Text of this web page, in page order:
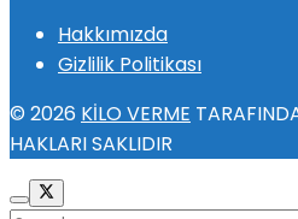
Hakkımızda
Gizlilik Politikası
© 2026 KİLO VERME
HAKLARI SAKLIDIR